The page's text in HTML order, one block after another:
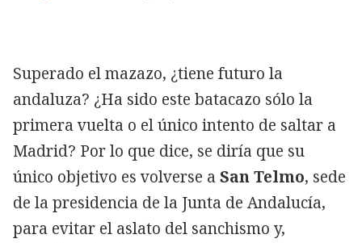
Superado el mazazo, ¿tiene futuro la
andaluza? ¿Ha sido este batacazo sólo la
primera vuelta o el único intento de saltar a
Madrid? Por lo que dice, se diría que su
único objetivo es volverse a San Telmo, sede
de la presidencia de la Junta de Andalucía,
para evitar el aslato del sanchismo y,